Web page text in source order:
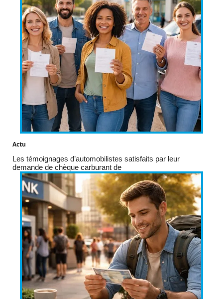
Actu
Les témoignages d’automobilistes satisfaits par leur
demande de chèque carburant de